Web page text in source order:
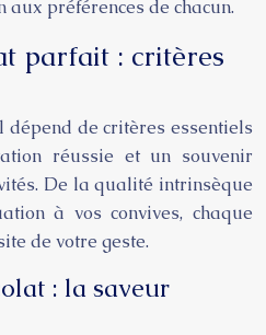
préférences de chacun.
parfait : critères
dépend de critères essentiels
réussie et un souvenir
De la qualité intrinsèque
à vos convives, chaque
de votre geste.
: la saveur